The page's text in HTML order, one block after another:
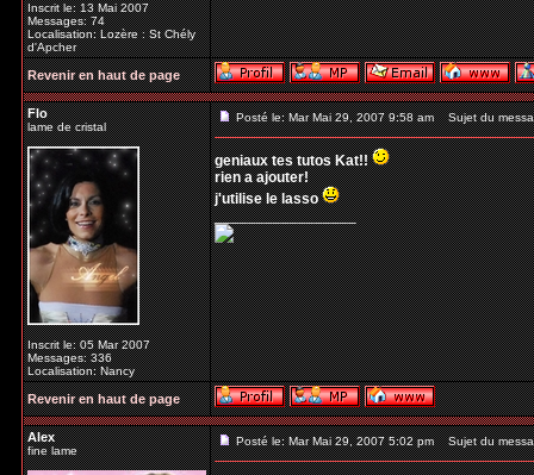
Inscrit le: 13 Mai 2007
Messages: 74
Localisation: Lozère : St Chély
d'Apcher
Revenir en haut de page
Flo
lame de cristal
Inscrit le: 05 Mar 2007
Messages: 336
Localisation: Nancy
Posté le: Mar Mai 29, 2007 9:58 am Sujet du
geniaux tes tutos Kat!!
rien a ajouter!
j'utilise le lasso
_________________
Revenir en haut de page
Alex
fine lame
Posté le: Mar Mai 29, 2007 5:02 pm Sujet du